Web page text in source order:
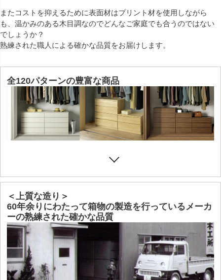
またコストを抑えるために表面材はプリント材を使用しながら
も、温かみのある木目調なのでどんなご家庭でも合うのではない
でしょうか？
熟練された職人による確かな品質をお届けします。
全120パターンの豊富な商品
＜上質な造り＞
60年余りにわたって箱物の製造を行っているメーカ
ーの熟練された確かな品質